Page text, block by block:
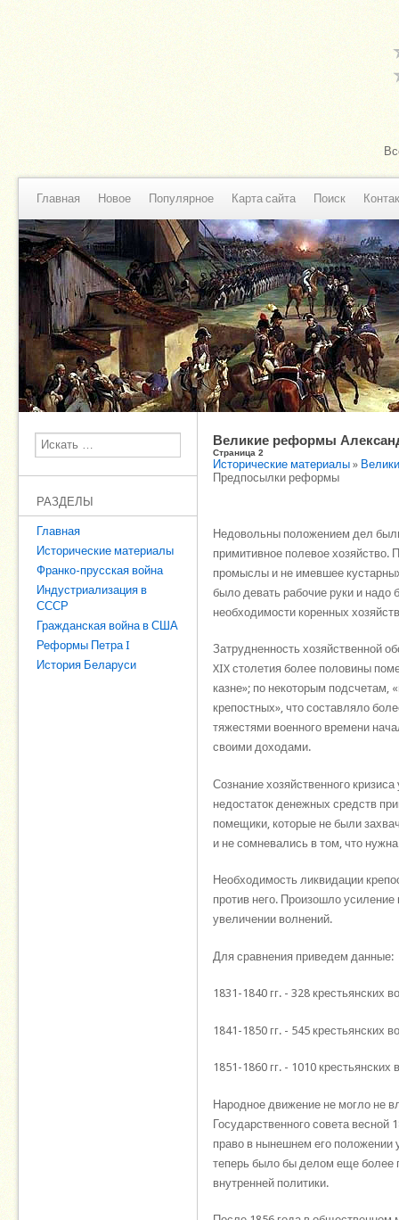
Главная Новое Популярное Карта сайта Поиск
Поиск
РАЗДЕЛЫ
Главная
Исторические материалы
Франко-прусская война
Индустриализация в
СССР
Гражданская война в США
Реформы Петра I
История Беларуси
Великие реформы
Страница 2
Исторические материалы »
Предпосылки реформы
Недовольны положением дел
примитивное полевое хозяйство.
промыслы и не имевшее
было девать рабочие руки и
необходимости коренных
Затрудненность хозяйственной
XIX столетия более половины
казне»; по некоторым
крепостных», что составляло
тяжестями военного времени
своими доходами.
Сознание хозяйственного
недостаток денежных средств
помещики, которые не были
и не сомневались в том, что
Необходимость ликвидации
против него. Произошло усиление
увеличении волнений.
Для сравнения приведем данные:
1831-1840 гг. - 328 крестьянских
1841-1850 гг. - 545 крестьянских
1851-1860 гг. - 1010 крестьянских
Народное движение не могло не
Государственного совета весной
право в нынешнем его положении
теперь было бы делом еще более
внутренней политики.